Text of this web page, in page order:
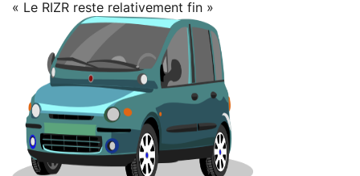
« Le RIZR reste relativement fin »